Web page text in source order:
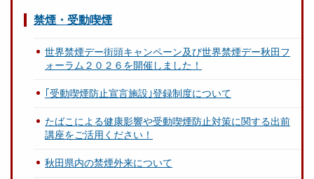
禁煙・受動喫煙
世界禁煙デー街頭キャンペーン及び世界禁煙デー秋田フ
ォーラム２０２６を開催しました！
｢受動喫煙防止宣言施設｣登録制度について
たばこによる健康影響や受動喫煙防止対策に関する出前
講座をご活用ください！
秋田県内の禁煙外来について